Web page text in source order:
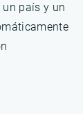
país y un